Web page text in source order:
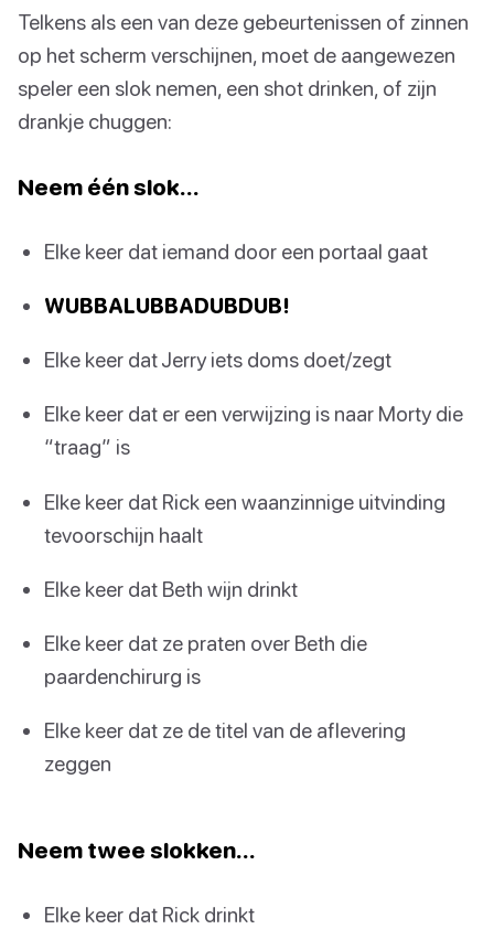
Telkens als een van deze gebeurtenissen of zinnen
op het scherm verschijnen, moet de aangewezen
speler een slok nemen, een shot drinken, of zijn
drankje chuggen:
Neem één slok…
Elke keer dat iemand door een portaal gaat
WUBBALUBBADUBDUB!
Elke keer dat Jerry iets doms doet/zegt
Elke keer dat er een verwijzing is naar Morty die
“traag” is
Elke keer dat Rick een waanzinnige uitvinding
tevoorschijn haalt
Elke keer dat Beth wijn drinkt
Elke keer dat ze praten over Beth die
paardenchirurg is
Elke keer dat ze de titel van de aflevering
zeggen
Neem twee slokken…
Elke keer dat Rick drinkt